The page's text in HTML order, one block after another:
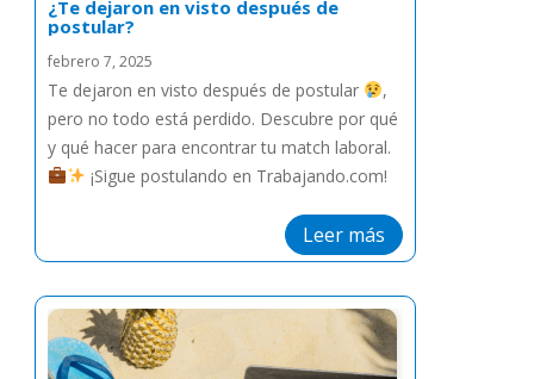
¿Te dejaron en visto después de
postular?
febrero 7, 2025
Te dejaron en visto después de postular
,
pero no todo está perdido. Descubre por qué
y qué hacer para encontrar tu match laboral.
¡Sigue postulando en Trabajando.com!
Leer más